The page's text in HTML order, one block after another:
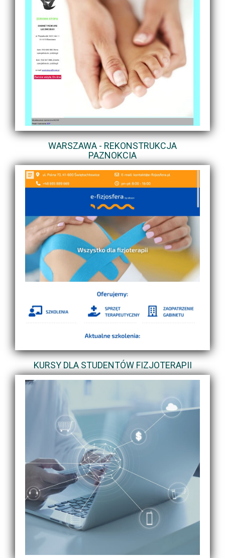
WARSZAWA - REKONSTRUKCJA
PAZNOKCIA
KURSY DLA STUDENTÓW FIZJOTERAPII